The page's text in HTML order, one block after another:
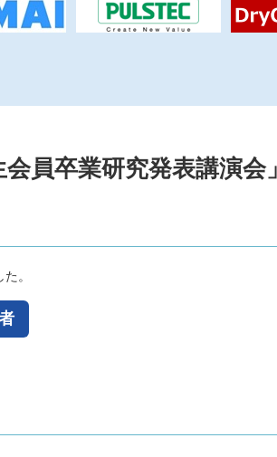
員卒業研究発表講演会
。